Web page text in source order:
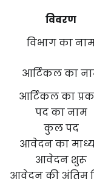
विवरण
विभाग का
आर्टिकल का
आर्टिकल का
पद का नाम
कुल पद
आवेदन का
आवेदन शुरू
आवेदन की अंतिम